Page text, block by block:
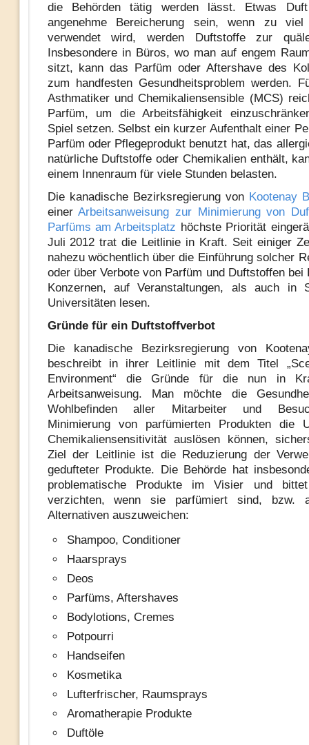
die Behörden tätig werden lässt. Etwas
angenehme Bereicherung sein, wenn zu
verwendet wird, werden Duftstoffe zur
Insbesondere in Büros, wo man auf engem
sitzt, kann das Parfüm oder Aftershave des
zum handfesten Gesundheitsproblem werden.
Asthmatiker und Chemikaliensensible (MCS)
Parfüm, um die Arbeitsfähigkeit
Spiel setzen. Selbst ein kurzer Aufenthalt einer
Parfüm oder Pflegeprodukt benutzt hat, das
natürliche Duftstoffe oder Chemikalien enthält,
einem Innenraum für viele Stunden belasten.
Die kanadische Bezirksregierung von Kootenay
einerArbeitsanweisung zur Minimierung von
Parfüms am Arbeitsplatz höchste Priorität
Juli 2012 trat die Leitlinie in Kraft. Seit einiger
nahezu wöchentlich über die Einführung solcher
oder über Verbote von Parfüm und Duftstoffen bei
Konzernen, auf Veranstaltungen, als auch in
Universitäten lesen.
Gründe für ein Duftstoffverbot
Die kanadische Bezirksregierung von
beschreibt in ihrer Leitlinie mit dem Titel
Environment“ die Gründe für die nun in
Arbeitsanweisung. Man möchte die
Wohlbefinden aller Mitarbeiter und
Minimierung von parfümierten Produkten die
Chemikaliensensitivität auslösen können,
Ziel der Leitlinie ist die Reduzierung der
gedufteter Produkte. Die Behörde hat
problematische Produkte im Visier und
verzichten, wenn sie parfümiert sind, bzw.
Alternativen auszuweichen:
Shampoo, Conditioner
Haarsprays
Deos
Parfüms, Aftershaves
Bodylotions, Cremes
Potpourri
Handseifen
Kosmetika
Lufterfrischer, Raumsprays
Aromatherapie Produkte
Duftöle